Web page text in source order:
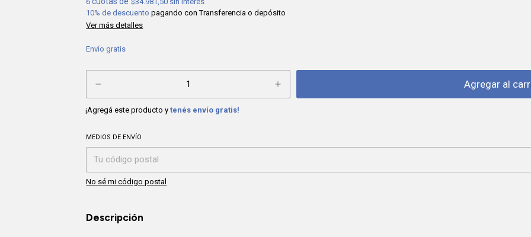
10% de descuento pagando con Transferencia o depósito
Ver más detalles
Envío gratis
¡Agregá este producto ytenés envío gratis!
Entregas para el CP:
MEDIOS DE ENVÍO
No sé mi código postal
Descripción